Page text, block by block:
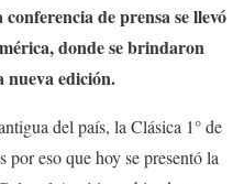
de prensa se llevó
donde se brindaron
nueva edición.
del país, la Clásica 1° de
por eso que hoy se presentó la